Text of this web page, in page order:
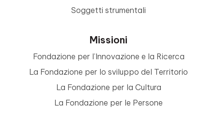
Soggetti strumentali
Missioni
Fondazione per l’Innovazione e la Ricerca
La Fondazione per lo sviluppo del Territorio
La Fondazione per la Cultura
La Fondazione per le Persone